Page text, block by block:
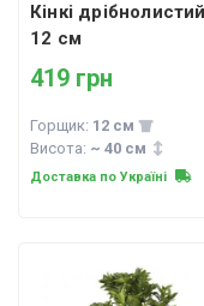
Кінкі
12 см
419 грн
Горщик: 12 см
Висота: ~ 40 см
Доставка по Україні